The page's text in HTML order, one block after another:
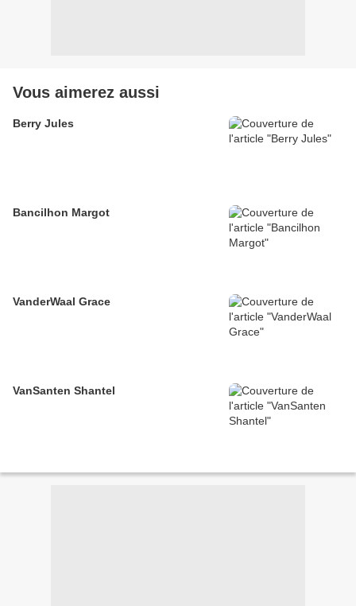
Vous aimerez aussi
Berry Jules
Bancilhon Margot
VanderWaal Grace
VanSanten Shantel